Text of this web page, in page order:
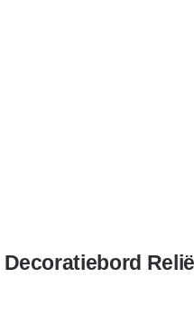
Decoratiebord